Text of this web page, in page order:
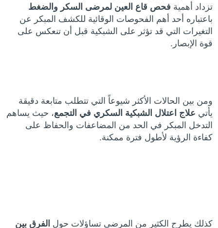
تزداد أهمية فحص قاع العين لمرضى السكر والضغط
باعتباره أحد أهم الفحوصات الوقائية للكشف المبكر عن
التغيرات التي قد تؤثر على الشبكية قبل أن تنعكس على
قوة الإبصار.
ومن بين الحالات الأكثر شيوعاً التي تتطلب متابعة دقيقة
يأتي علاج اعتلال الشبكية السكري في التجمع، حيث يساهم
التدخل المبكر في الحد من المضاعفات والحفاظ على
كفاءة الرؤية لأطول فترة ممكنة.
كذلك يطرح الكثير من المرضى تساؤلات حول الفرق بين